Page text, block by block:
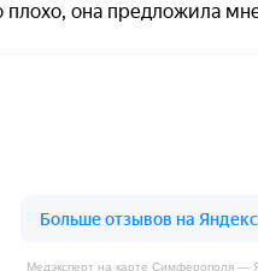
Медэксперт на карте Симферополя —